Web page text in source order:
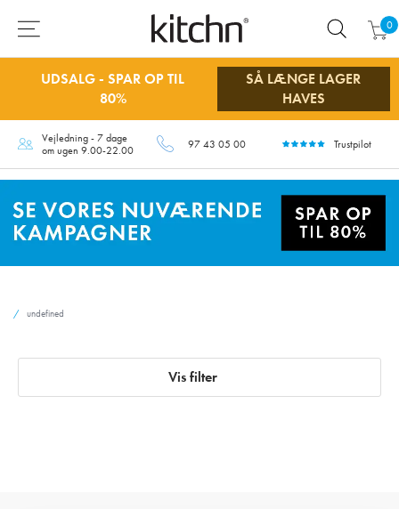
0
UDSALG - SPAR OP TIL
80%
SÅ LÆNGE LAGER
HAVES
Vejledning - 7 dage
om ugen 9.00-22.00
97 43 05 00 Trustpilot
undefined
Vis filter